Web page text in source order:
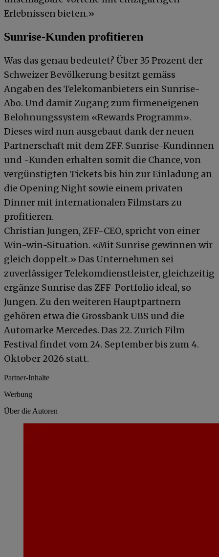
Erlebnissen bieten.»
Sunrise-Kunden profitieren
Was das genau bedeutet? Über 35 Prozent der
Schweizer Bevölkerung besitzt gemäss
Angaben des Telekomanbieters ein Sunrise-
Abo. Und damit Zugang zum firmeneigenen
Belohnungssystem «Rewards Programm».
Dieses wird nun ausgebaut dank der neuen
Partnerschaft mit dem ZFF. Sunrise-Kundinnen
und -Kunden erhalten somit die Chance, von
vergünstigten Tickets bis hin zur Einladung an
die Opening Night sowie einem privaten
Dinner mit internationalen Filmstars zu
profitieren.
Christian Jungen, ZFF-CEO, spricht von einer
Win-win-Situation. «Mit Sunrise gewinnen wir
gleich doppelt.» Das Unternehmen sei
zuverlässiger Telekomdienstleister, gleichzeitig
ergänze Sunrise das ZFF-Portfolio ideal, so
Jungen. Zu den weiteren Hauptpartnern
gehören etwa die Grossbank UBS und die
Automarke Mercedes. Das 22. Zurich Film
Festival findet vom 24. September bis zum 4.
Oktober 2026 statt.
Partner-Inhalte
Werbung
Über die Autoren